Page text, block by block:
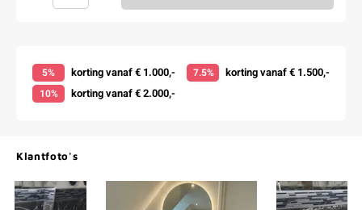
5% korting vanaf € 1.000,- 7.5% korting vanaf € 1.500,-
10% korting vanaf € 2.000,-
Klantfoto's